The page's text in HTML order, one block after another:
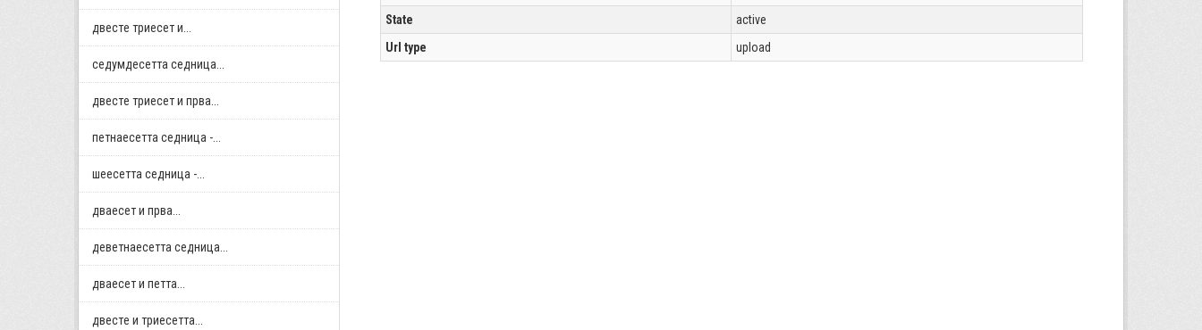
двестe триесет и...
седумдесетта седница...
двестe триесет и прва...
петнаесетта седница -...
шеесетта седница -...
дваесет и прва...
деветнаесетта седница...
дваесет и петта...
двестe и триесетта...
State
active
Url type
upload